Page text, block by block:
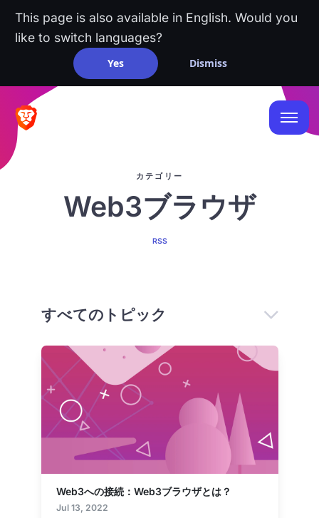
This page is also available in English. Would you
like to switch languages?
Yes Dismiss
カテゴリー
Web3ブラウザ
RSS
すべてのトピック
Web3への接続：Web3ブラウザとは？
Jul 13, 2022